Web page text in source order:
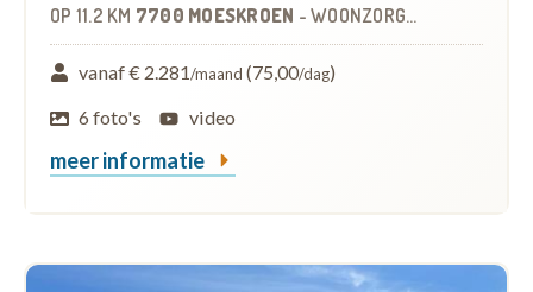
OP 11.2 KM 7700 MOESKROEN - WOONZORGCENTRUM (WZC)
vanaf € 2.281/maand (75,00/dag)
6 foto's
video
meer informatie